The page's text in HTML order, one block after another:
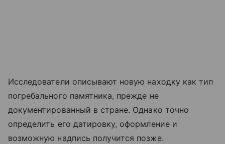
Исследователи описывают новую находку как тип
погребального памятника, прежде не
документированный в стране. Однако точно
определить его датировку, оформление и
возможную надпись получится позже.